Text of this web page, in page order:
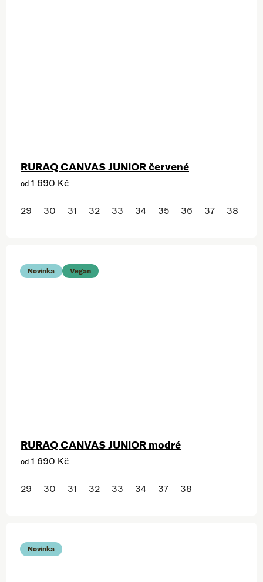
RURAQ CANVAS JUNIOR červené
od 1 690 Kč
29 30 31 32 33 34 35 36 37 38
Novinka Vegan
RURAQ CANVAS JUNIOR modré
od 1 690 Kč
29 30 31 32 33 34 37 38
Novinka